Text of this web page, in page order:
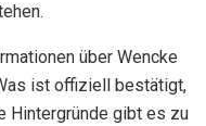
über Wencke
ist offiziell bestätigt,
Hintergründe gibt es zu